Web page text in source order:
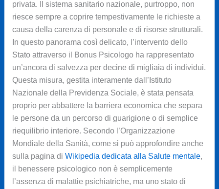
privata. Il sistema sanitario nazionale, purtroppo, non
riesce sempre a coprire tempestivamente le richieste a
causa della carenza di personale e di risorse strutturali.
In questo panorama così delicato, l’intervento dello
Stato attraverso il Bonus Psicologo ha rappresentato
un’ancora di salvezza per decine di migliaia di individui.
Questa misura, gestita interamente dall’Istituto
Nazionale della Previdenza Sociale, è stata pensata
proprio per abbattere la barriera economica che separa
le persone da un percorso di guarigione o di semplice
riequilibrio interiore. Secondo l’Organizzazione
Mondiale della Sanità, come si può approfondire anche
sulla pagina di Wikipedia dedicata alla Salute mentale,
il benessere psicologico non è semplicemente
l’assenza di malattie psichiatriche, ma uno stato di